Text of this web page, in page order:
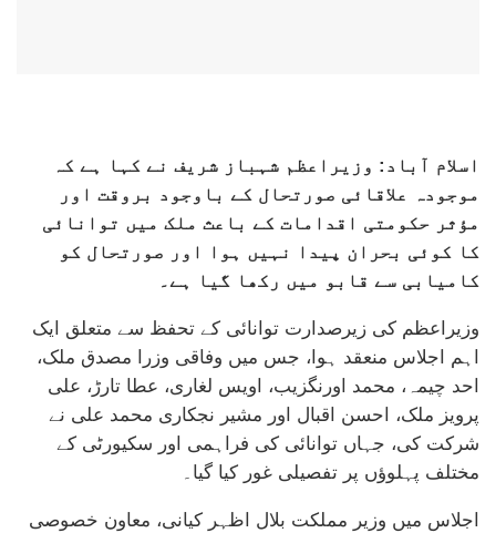
اسلام آباد: وزیراعظم شہباز شریف نے کہا ہے کہ
موجودہ علاقائی صورتحال کے باوجود بروقت اور
مؤثر حکومتی اقدامات کے باعث ملک میں توانائی
کا کوئی بحران پیدا نہیں ہوا اور صورتحال کو
کامیابی سے قابو میں رکھا گیا ہے۔
وزیراعظم کی زیرصدارت توانائی کے تحفظ سے متعلق ایک
اہم اجلاس منعقد ہوا، جس میں وفاقی وزرا مصدق ملک،
احد چیمہ ، محمد اورنگزیب، اویس لغاری، عطا تارڑ ، علی
پرویز ملک، احسن اقبال اور مشیر نجکاری محمد علی نے
شرکت کی، جہاں توانائی کی فراہمی اور سکیورٹی کے
مختلف پہلوؤں پر تفصیلی غور کیا گیا۔
اجلاس میں وزیر مملکت بلال اظہر کیانی، معاون خصوصی